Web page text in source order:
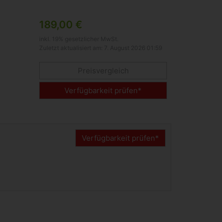
189,00 €
Verfügbarkeit prüfen*
Verfügbarkeit prüfen*